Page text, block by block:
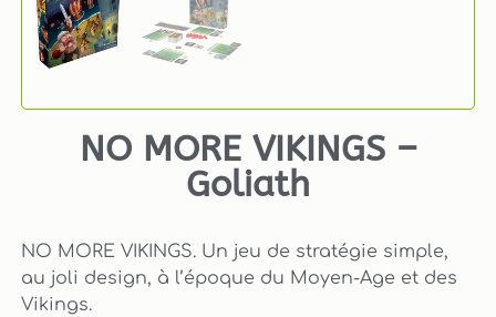
NO MORE VIKINGS –
Goliath
NO MORE VIKINGS. Un jeu de stratégie simple,
au joli design, à l’époque du Moyen-Age et des
Vikings.